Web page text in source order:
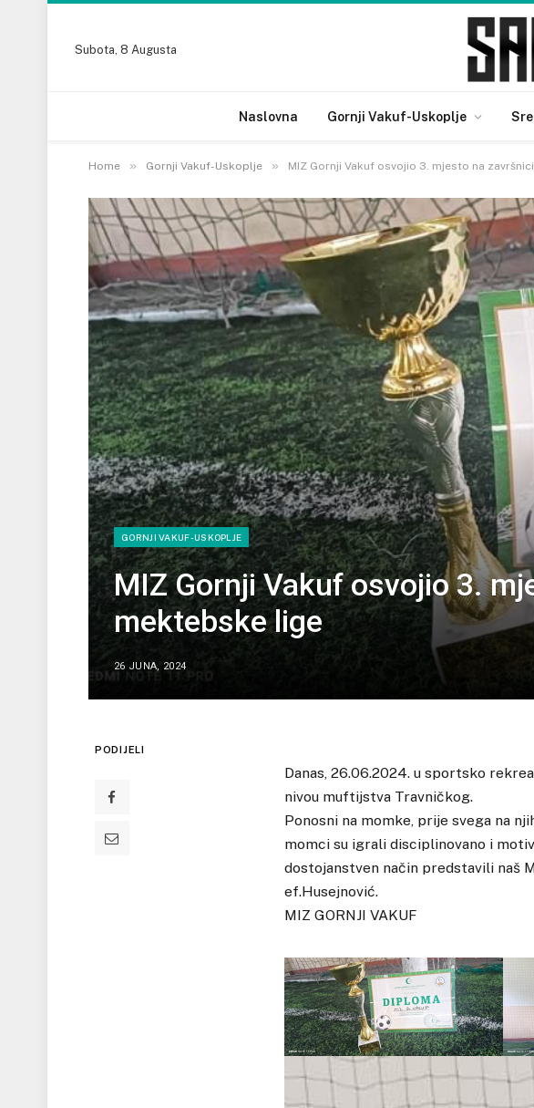
Subota, 8 Augusta
Naslovna Gornji Vakuf-Uskoplje
Home » Gornji Vakuf-Uskoplje » MIZ Gornji Vakuf osvojio 3. mjesto na
GORNJI VAKUF-USKOPLJE
MIZ Gornji Vakuf osvojio 3.
mektebske lige
26 JUNA, 2024
PODIJELI
Danas, 26.06.2024. u sportsko
nivou muftijstva Travničkog.
Ponosni na momke, prije svega na
momci su igrali disciplinovano i
dostojanstven način predstavili naš
ef.Husejnović.
MIZ GORNJI VAKUF